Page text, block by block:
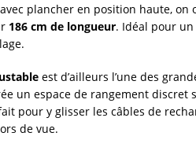
plancher en position haute, on
186 cm de longueur. Idéal pour
est d’ailleurs l’une des
un espace de rangement discret
pour y glisser les câbles de
de vue.